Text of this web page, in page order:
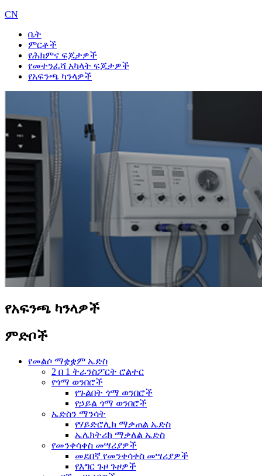
CN
ቤት
ምርቶች
የሕክምና ፍጆታዎች
የመተንፈሻ አካላት ፍጆታዎች
የአፍንጫ ካንላዎች
የአፍንጫ ካንላዎች
ምድቦች
የመልሶ ማቋቋም ኤድስ
2 በ 1 ትራንስፖርት ሮልተር
የጎማ ወንበሮች
የጉልበት ጎማ ወንበሮች
የኃይል ጎማ ወንበሮች
ኤድስን ማንሳት
የሃይድሮሊክ ማቃጠል ኤድስ
ኤሌክትሪክ ማቃለል ኤድስ
የመንቀሳቀስ መሣሪያዎች
መደበኛ የመንቀሳቀስ መሣሪያዎች
የእግር ጉዞ ጉዞዎች